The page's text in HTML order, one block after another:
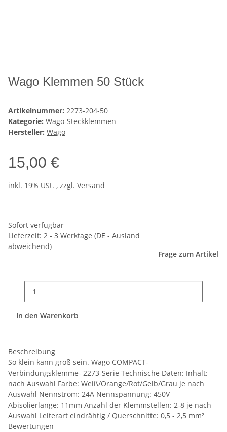
Wago Klemmen 50 Stück
Artikelnummer: 2273-204-50
Kategorie: Wago-Steckklemmen
Hersteller: Wago
15,00 €
inkl. 19% USt. , zzgl. Versand
Sofort verfügbar
Lieferzeit: 2 - 3 Werktage (DE - Ausland
abweichend)
Frage zum Artikel
In den Warenkorb
Beschreibung
So klein kann groß sein. Wago COMPACT-
Verbindungsklemme- 2273-Serie Technische Daten: Inhalt:
nach Auswahl Farbe: Weiß/Orange/Rot/Gelb/Grau je nach
Auswahl Nennstrom: 24A Nennspannung: 450V
Abisolierlänge: 11mm Anzahl der Klemmstellen: 2-8 je nach
Auswahl Leiterart eindrähtig / Querschnitte: 0,5 - 2,5 mm²
Bewertungen